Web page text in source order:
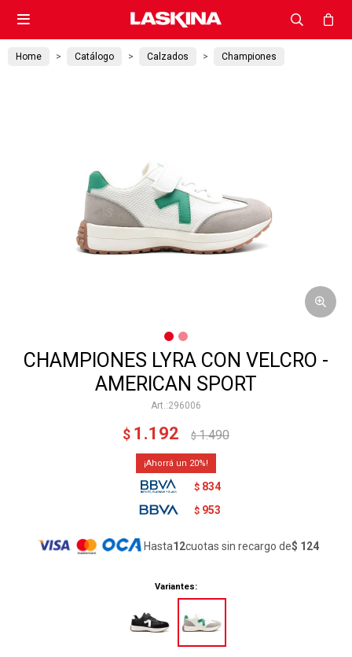

Home Catálogo Calzados Championes
CHAMPIONES LYRA CON VELCRO -
AMERICAN SPORT
296006
$ 1.192 $ 1.490
20
$ 834
$ 953
Hasta12cuotas sin recargo de$ 124
Variantes: